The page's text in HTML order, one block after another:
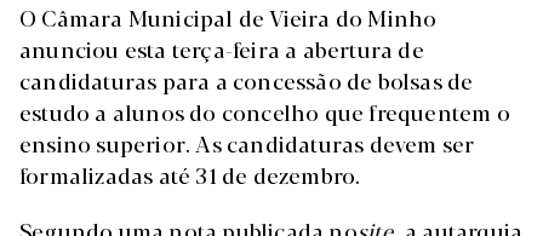
O Câmara Municipal de Vieira do Minho
anunciou esta terça-feira a abertura de
candidaturas para a concessão de bolsas de
estudo a alunos do concelho que frequentem o
ensino superior. As candidaturas devem ser
formalizadas até 31 de dezembro.